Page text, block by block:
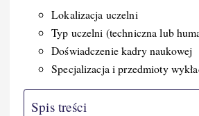
Lokalizacja uczelni
Typ uczelni (techniczna lub
Doświadczenie kadry naukowej
Specjalizacja i przedmioty
Spis treści